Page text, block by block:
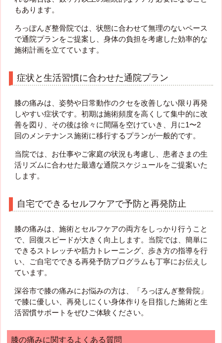
もあります。
ろっぽんぎ整骨院では、状態に合わせて無理のないペース
で通院プランをご提案し、身体の負担を考慮した効率的な
施術計画を立てています。
症状と生活習慣に合わせた通院プラン
膝の痛みは、姿勢や日常動作のクセを改善しない限り再発
しやすい症状です。初期は施術頻度を高くして集中的に改
善を図り、その後は徐々に間隔を空けていき、月に1〜2
回のメンテナンス施術に移行するプランが一般的です。
当院では、お仕事やご家庭の状況も考慮し、患者さまの生
活リズムに合わせた最適な通院スケジュールをご提案いた
します。
自宅でできるセルフケアで予防と再発防止
膝の痛みは、施術とセルフケアの両方をしっかり行うこと
で、回復スピードが大きく向上します。当院では、簡単に
できるストレッチや筋力トレーニング、歩き方の指導を行
い、ご自宅でできる再発予防プログラムも丁寧にお伝えし
ています。
深谷市で膝の痛みにお悩みの方は、「ろっぽんぎ整骨院」
で膝に優しい、再発しにくい身体作りを目指した施術と生
活習慣サポートをぜひご体験ください。
膝の痛みに関するよくある質問